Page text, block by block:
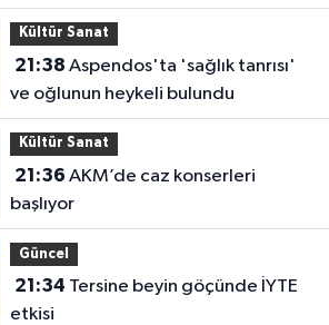
mağlup etti
Kültür Sanat
21:38
ve oğlunun heykeli bulundu
Kültür Sanat
21:36
başlıyor
Güncel
21:34
etkisi